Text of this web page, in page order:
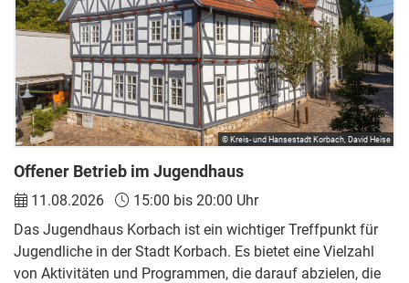
Offener Betrieb im Jugendhaus
11.08.2026
15:00 bis 20:00 Uhr
Das Jugendhaus Korbach ist ein wichtiger Treffpunkt für
Jugendliche in der Stadt Korbach. Es bietet eine Vielzahl
von Aktivitäten und Programmen, die darauf abzielen, die
© Kreis- und Hansestadt Korbach, David Heise